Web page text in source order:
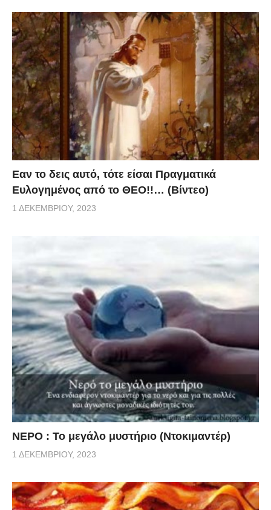
Eαν το δεις αυτό, τότε είσαι Πραγματικά
Ευλογημένος από το ΘΕΟ!!… (Βίντεο)
1 ΔΕΚΕΜΒΡΊΟΥ, 2023
ΝΕΡΟ : Το μεγάλο μυστήριο (Ντοκιμαντέρ)
1 ΔΕΚΕΜΒΡΊΟΥ, 2023